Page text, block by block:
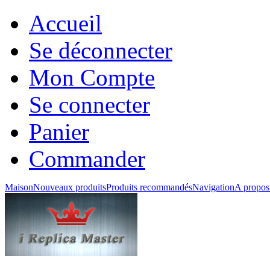
Accueil
Se déconnecter
Mon Compte
Se connecter
Panier
Commander
MaisonNouveaux produitsProduits recommandésNavigationA